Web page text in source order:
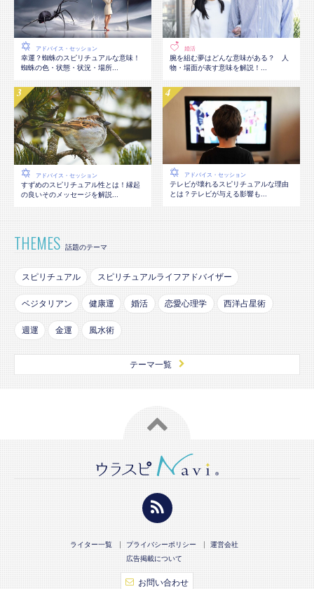
アドバイス・セッション
幸運？蜘蛛のスピリチュアルな意味！
蜘蛛の色・状態・状況・場所...
婚活
腕を組む夢はどんな意味がある？ 人
物・場面が表す意味を解説！...
アドバイス・セッション
すずめのスピリチュアル性とは！縁起
の良いそのメッセージを解説...
アドバイス・セッション
テレビが壊れるスピリチュアルな理由
とは？テレビが与える影響も...
THEMES 話題のテーマ
スピリチュアル スピリチュアルライフアドバイザー
ベジタリアン 健康運 婚活 恋愛心理学 西洋占星術
週運 金運 風水術
テーマ一覧
ライター一覧 プライバシーポリシー
運営会社
広告掲載について
お問い合わせ